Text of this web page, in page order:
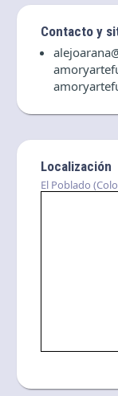
Contacto y
Localización
El Poblado